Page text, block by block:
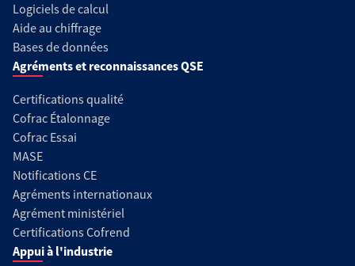
Logiciels de calcul
Aide au chiffrage
Bases de données
Agréments et reconnaissances QSE
Certifications qualité
Cofrac Étalonnage
Cofrac Essai
MASE
Notifications CE
Agréments internationaux
Agrément ministériel
Certifications Cofrend
Appui à l'industrie